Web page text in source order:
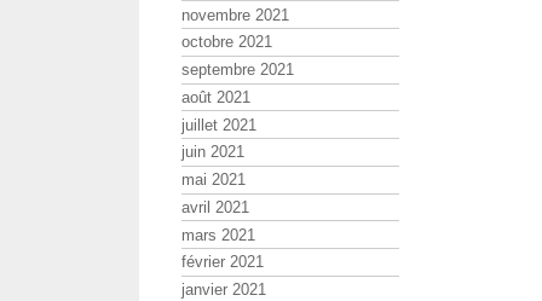
novembre 2021
octobre 2021
septembre 2021
août 2021
juillet 2021
juin 2021
mai 2021
avril 2021
mars 2021
février 2021
janvier 2021